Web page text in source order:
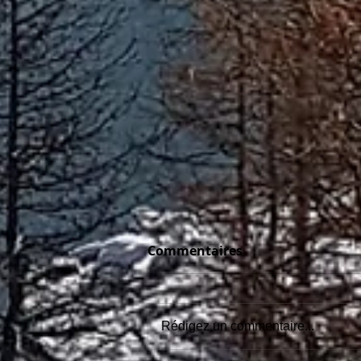
Commentaires
Rédigez un commentaire...